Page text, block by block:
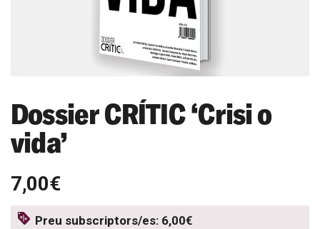
Dossier CRÍTIC ‘Crisi o
vida’
7,00€
Preu subscriptors/es: 6,00€